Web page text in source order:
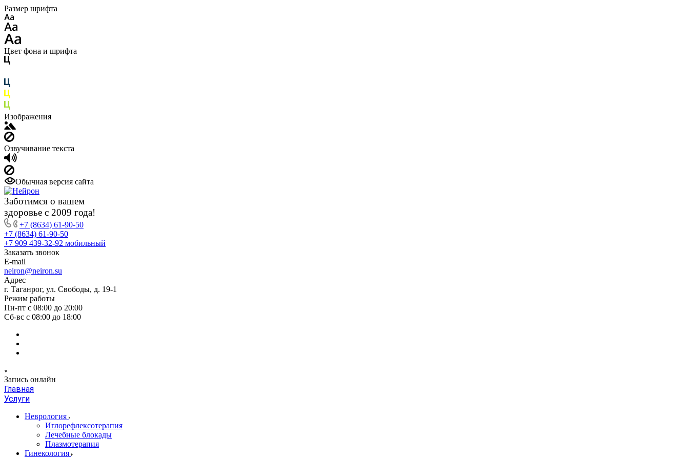
Размер шрифта
Цвет фона и шрифта
Изображения
Озвучивание текста
Обычная версия сайта
Заботимся о вашем
здоровье с 2009 года!
+7 (8634) 61-90-50
+7 (8634) 61-90-50
+7 909 439-32-92 мобильный
Заказать звонок
E-mail
neiron@neiron.su
Адрес
г. Таганрог, ул. Свободы, д. 19-1
Режим работы
Пн-пт с 08:00 до 20:00
Сб-вс с 08:00 до 18:00
Запись онлайн
Главная
Услуги
Неврология
Иглорефлексотерапия
Лечебные блокады
Плазмотерапия
Гинекология